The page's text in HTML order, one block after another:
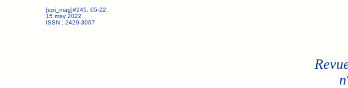
[epi_mag]#245, 05-22.
15 may 2022
ISSN : 2429-3067